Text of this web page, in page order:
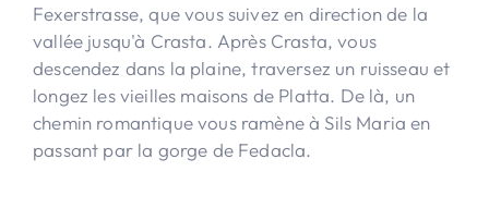
Fexerstrasse, que vous suivez en direction de la
vallée jusqu'à Crasta. Après Crasta, vous
descendez dans la plaine, traversez un ruisseau et
longez les vieilles maisons de Platta. De là, un
chemin romantique vous ramène à Sils Maria en
passant par la gorge de Fedacla.